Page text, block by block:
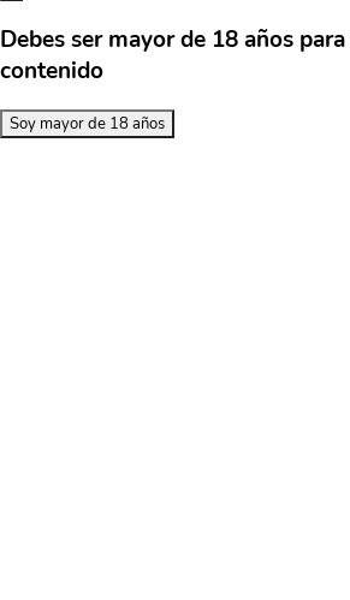
Debes ser mayor de 18 años
contenido
Soy mayor de 18 años